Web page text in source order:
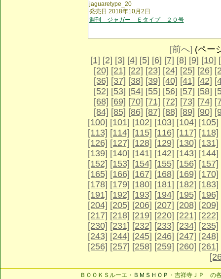
jaguaretype_20
発売日 2018年10月2日
週刊 ジャガー Ｅタイプ ２０号
[前へ] (ペー
[1] [2] [3] [4] [5] [6] [7] [8] [9] [10]
[20] [21] [22] [23] [24] [25] [26]
[36] [37] [38] [39] [40] [41] [42]
[52] [53] [54] [55] [56] [57] [58]
[68] [69] [70] [71] [72] [73] [74]
[84] [85] [86] [87] [88] [89] [90]
[100] [101] [102] [103] [104] [105]
[113] [114] [115] [116] [117] [118]
[126] [127] [128] [129] [130] [131]
[139] [140] [141] [142] [143] [144]
[152] [153] [154] [155] [156] [157]
[165] [166] [167] [168] [169] [170]
[178] [179] [180] [181] [182] [183]
[191] [192] [193] [194] [195] [196]
[204] [205] [206] [207] [208] [209]
[217] [218] [219] [220] [221] [222]
[230] [231] [232] [233] [234] [235]
[243] [244] [245] [246] [247] [248]
[256] [257] [258] [259] [260] [261]
ＢＯＯＫＳルーエ・ ＢＭＳＨＯＰ ・吉祥寺ＪＰ の